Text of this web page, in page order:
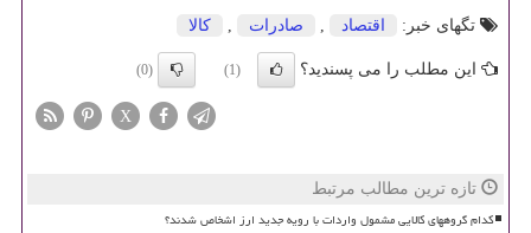
تگهای خبر:
اقتصاد صادرات كالا
این مطلب را می پسندید؟ (1)
(0)
X
تازه ترین مطالب مرتبط
کدام گروههای کالایی مشمول واردات با رویه جدید ارز اشخاص شدند؟